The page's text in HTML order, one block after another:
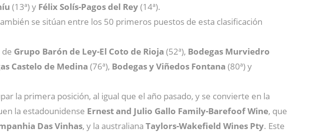
(13ª) y Félix Solís-Pagos del Rey(14ª).
se sitúan entre los 50 primeros puestos de esta clasificación
Grupo Barón de Ley-El Coto de Rioja (52ª), Bodegas Murviedro
Castelo de Medina (76ª), Bodegas y Viñedos Fontana (80ª) y
la primera posición, al igual que el año pasado, y se convierte en la
la estadounidense Ernest and Julio Gallo Family-Barefoof Wine, que
Das Vinhas, y la australiana Taylors-Wakefield Wines Pty. Este